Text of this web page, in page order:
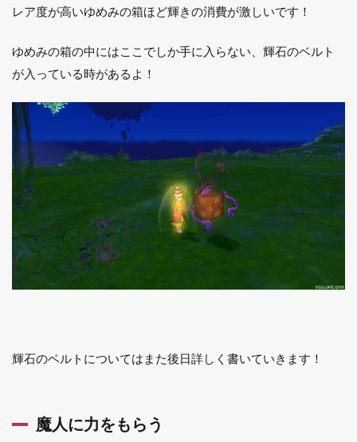
レア度が高いゆめみの箱ほど輝きの消費が激しいです！
ゆめみの箱の中にはここでしか手に入らない、輝石のベルト
が入っている時があるよ！
輝石のベルトについてはまた後日詳しく書いていきます！
魔人に力をもらう